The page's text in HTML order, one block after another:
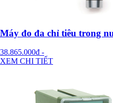
Máy đo đa chỉ tiêu trong
38.865.000đ -
XEM CHI TIẾT